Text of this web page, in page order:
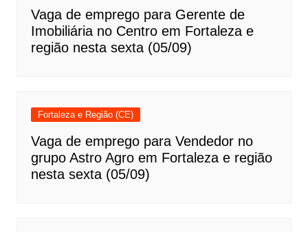
Vaga de emprego para Gerente de
Imobiliária no Centro em Fortaleza e
região nesta sexta (05/09)
Fortaleza e Região (CE)
Vaga de emprego para Vendedor no
grupo Astro Agro em Fortaleza e região
nesta sexta (05/09)